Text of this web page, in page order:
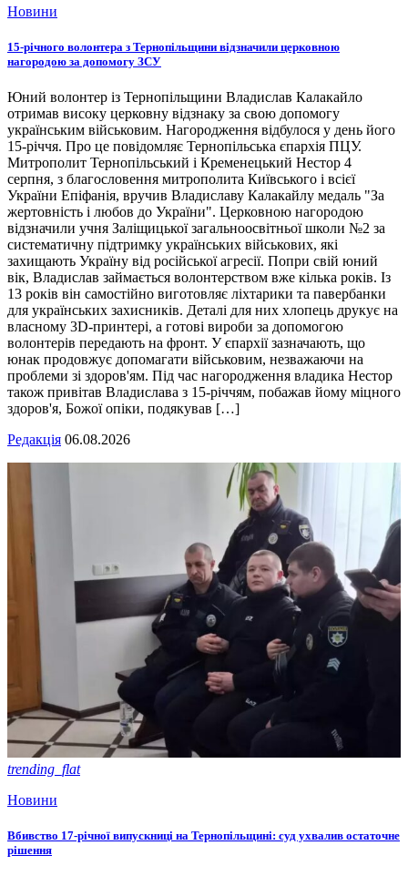
Новини
15-річного волонтера з Тернопільщини відзначили церковною
нагородою за допомогу ЗСУ
Юний волонтер із Тернопільщини Владислав Калакайло
отримав високу церковну відзнаку за свою допомогу
українським військовим. Нагородження відбулося у день його
15-річчя. Про це повідомляє Тернопільська єпархія ПЦУ.
Митрополит Тернопільський і Кременецький Нестор 4
серпня, з благословення митрополита Київського і всієї
України Епіфанія, вручив Владиславу Калакайлу медаль "За
жертовність і любов до України". Церковною нагородою
відзначили учня Заліщицької загальноосвітньої школи №2 за
систематичну підтримку українських військових, які
захищають Україну від російської агресії. Попри свій юний
вік, Владислав займається волонтерством вже кілька років. Із
13 років він самостійно виготовляє ліхтарики та павербанки
для українських захисників. Деталі для них хлопець друкує на
власному 3D-принтері, а готові вироби за допомогою
волонтерів передають на фронт. У єпархії зазначають, що
юнак продовжує допомагати військовим, незважаючи на
проблеми зі здоров'ям. Під час нагородження владика Нестор
також привітав Владислава з 15-річчям, побажав йому міцного
здоров'я, Божої опіки, подякував […]
Редакція 06.08.2026
trending_flat
Новини
Вбивство 17-річної випускниці на Тернопільщині: суд ухвалив остаточне
рішення